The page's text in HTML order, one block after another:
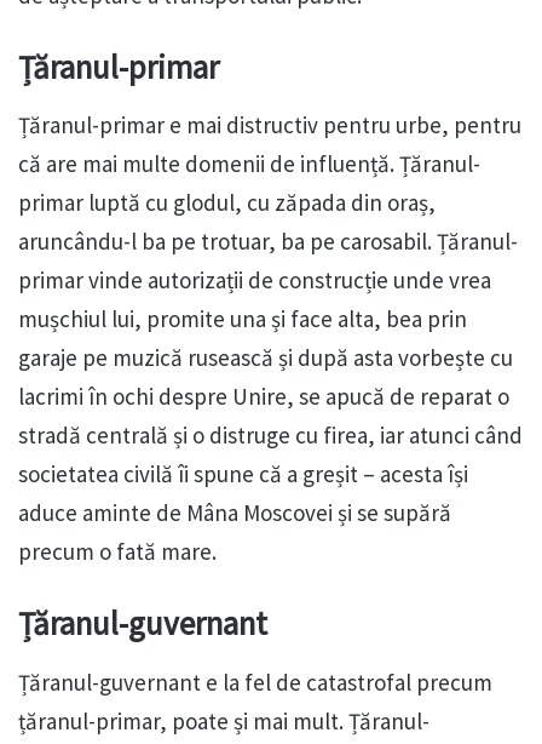
Țăranul-primar
Țăranul-primar e mai distructiv pentru urbe, pentru
că are mai multe domenii de influență. Țăranul-
primar luptă cu glodul, cu zăpada din oraș,
aruncându-l ba pe trotuar, ba pe carosabil. Țăranul-
primar vinde autorizații de construcție unde vrea
mușchiul lui, promite una și face alta, bea prin
garaje pe muzică rusească și după asta vorbește cu
lacrimi în ochi despre Unire, se apucă de reparat o
stradă centrală și o distruge cu firea, iar atunci când
societatea civilă îi spune că a greșit – acesta își
aduce aminte de Mâna Moscovei și se supără
precum o fată mare.
Țăranul-guvernant
Țăranul-guvernant e la fel de catastrofal precum
țăranul-primar, poate și mai mult. Țăranul-